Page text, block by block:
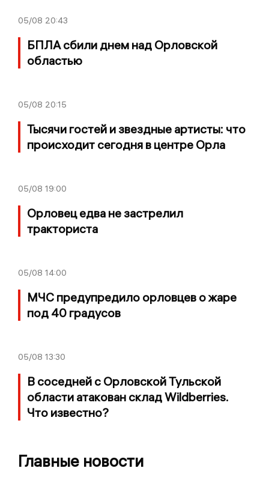
05/08 20:43
БПЛА сбили днем над Орловской
областью
05/08 20:15
Тысячи гостей и звездные артисты: что
происходит сегодня в центре Орла
05/08 19:00
Орловец едва не застрелил
тракториста
05/08 14:00
МЧС предупредило орловцев о жаре
под 40 градусов
05/08 13:30
В соседней с Орловской Тульской
области атакован склад Wildberries.
Что известно?
Главные новости